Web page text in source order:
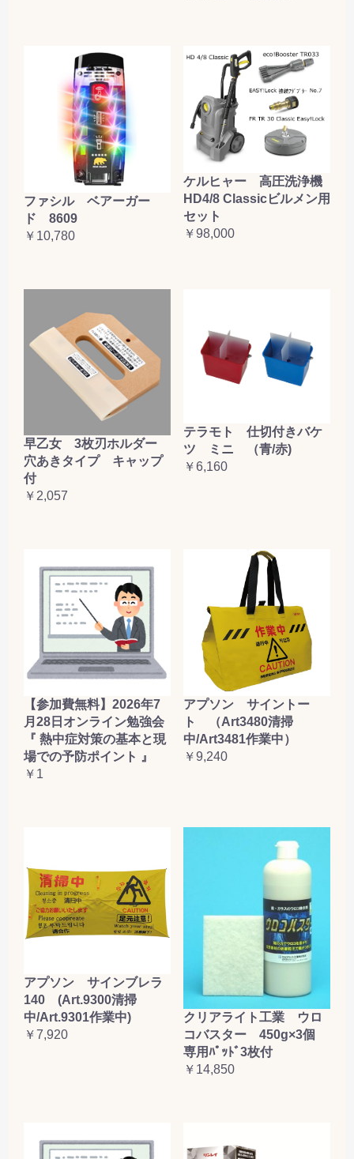
ファシル ベアーガー
ド 8609
￥10,780
ケルヒャー 高圧洗浄機
HD4/8 Classicビルメン用
セット
￥98,000
早乙女 3枚刃ホルダー
穴あきタイプ キャップ
付
￥2,057
テラモト 仕切付きバケ
ツ ミニ （青/赤)
￥6,160
【参加費無料】2026年7
月28日オンライン勉強会
『 熱中症対策の基本と現
場での予防ポイント 』
￥1
アプソン サイントー
ト （Art3480清掃
中/Art3481作業中）
￥9,240
アプソン サインブレラ
140 (Art.9300清掃
中/Art.9301作業中)
￥7,920
クリアライト工業 ウロ
コバスター 450g×3個
専用ﾊﾟｯﾄﾞ3枚付
￥14,850